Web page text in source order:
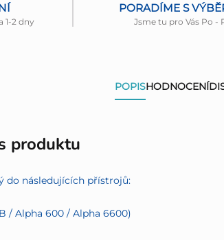
1-2 dny
PORADÍME S
Jsme tu pro Vás Po -
POPISHODNOCENÍ
produktu
do následujících přístrojů:
/ Alpha 600 / Alpha 6600)